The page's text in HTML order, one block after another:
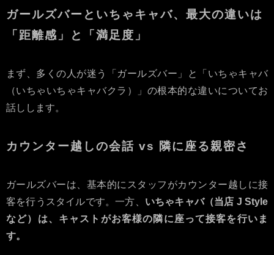
ガールズバーといちゃキャバ、最大の違いは
「距離感」と「満足度」
まず、多くの人が迷う「ガールズバー」と「いちゃキャバ
（いちゃいちゃキャバクラ）」の根本的な違いについてお
話しします。
カウンター越しの会話 vs 隣に座る親密さ
ガールズバーは、基本的にスタッフがカウンター越しに接
客を行うスタイルです。一方、 いちゃキャバ（当店 J Style
など）は、キャストがお客様の隣に座って接客を行いま
す。